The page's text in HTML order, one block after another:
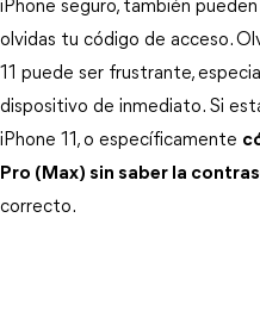
iPhone seguro, también
olvidas tu código de acceso.
11 puede ser frustrante,
dispositivo de inmediato. Si
iPhone 11, o específicamente
Pro (Max) sin saber la
correcto.